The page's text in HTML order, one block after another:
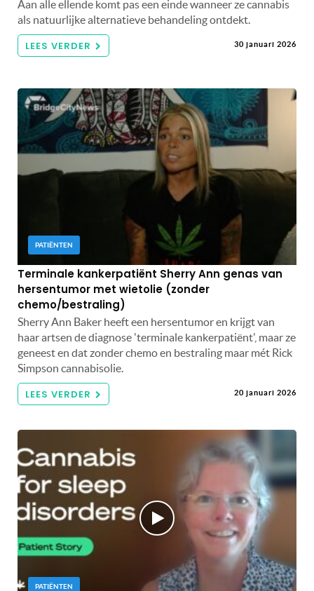
Aan alle ellende komt pas een einde wanneer ze cannabis
als natuurlijke alternatieve behandeling ontdekt.
LEES VERDER 30 januari 2026
PATIËNTEN
Terminale kankerpatiënt Sherry Ann genas van
hersentumor met wietolie (zonder
chemo/bestraling)
Sherry Ann Baker heeft een hersentumor en krijgt van
haar artsen de diagnose 'terminale kankerpatiënt', maar ze
geneest en dat zonder chemo en bestraling maar mét Rick
Simpson cannabisolie.
LEES VERDER 20 januari 2026
PATIËNTEN